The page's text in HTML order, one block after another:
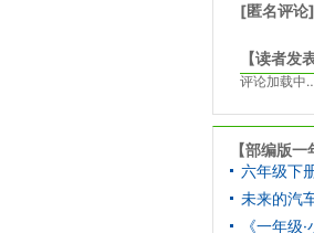
[匿名评论]
【读者发
评论加载中
【部编版
六年级下
未来的汽
《一年级